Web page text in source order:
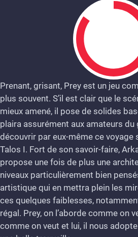
8.5
Prenant, grisant, Prey est un jeu
plus souvent. S’il est clair que le
mieux amené, il pose de solides
plaira assurément aux amateurs
découvrir par eux-même ce voyage
Talos I. Fort de son savoir-faire,
propose une fois de plus une
niveaux particulièrement bien
artistique qui en mettra plein les
ces quelques faiblesses,
régal. Prey, on l’aborde comme on
comme on veut et lui, il nous